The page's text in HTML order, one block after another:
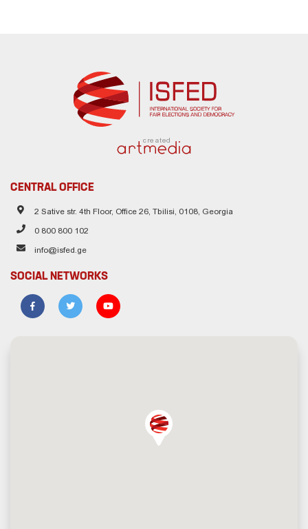
created
CENTRAL OFFICE
2 Sative str. 4th Floor, Office 26, Tbilisi, 0108, Georgia
0 800 800 102
info@isfed.ge
SOCIAL NETWORKS